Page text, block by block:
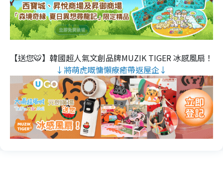
【送您🐯】韓國超人氣文創品牌MUZIK TIGER 冰感風扇！
↓將萌虎嘅慵懶療癒帶返屋企↓